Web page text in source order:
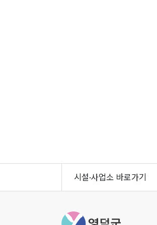
시설·사업소 바로가기
영덕군청